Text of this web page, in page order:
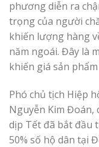
phương diễn ra
trọng của người
khiến lượng hàng
năm ngoái. Đây là
khiến giá sản
Phó chủ tịch Hiệp
Nguyễn Kim Đoán,
dịp Tết đã bắt đầu
50% số hộ dân tại